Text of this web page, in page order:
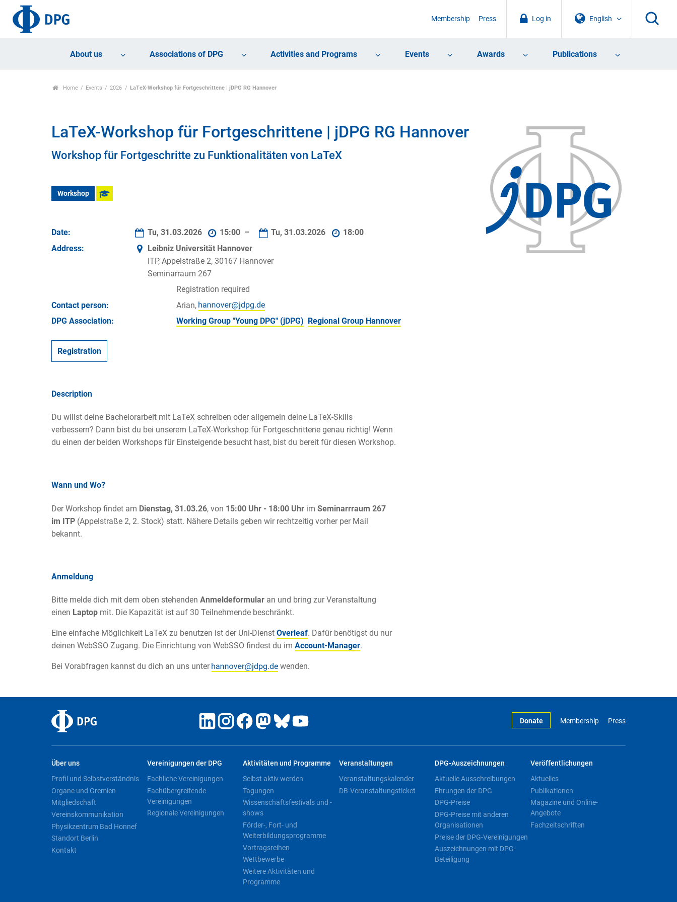
English
Log in
Membership Press
About us Associations of DPG Activities and Programs Events Awards Publications
Home Events 2026 LaTeX-Workshop für Fortgeschrittene | jDPG RG Hannover
LaTeX-Workshop für Fortgeschrittene | jDPG RG Hannover
Workshop für Fortgeschritte zu Funktionalitäten von LaTeX
Workshop
Date: Tu, 31.03.2026 15:00 – Tu, 31.03.2026
18:00
Address:
Leibniz Universität Hannover
ITP, Appelstraße 2, 30167 Hannover
Seminarraum 267
Registration required
Contact person:
Arian,
DPG Association:
Working Group "Young DPG" (jDPG) Regional Group Hannover
Registration
Description
Du willst deine Bachelorarbeit mit LaTeX schreiben oder allgemein deine LaTeX-Skills
verbessern? Dann bist du bei unserem LaTeX-Workshop für Fortgeschrittene genau richtig! Wenn
du einen der beiden Workshops für Einsteigende besucht hast, bist du bereit für diesen Workshop.
Wann und Wo?
Der Workshop findet am Dienstag, 31.03.26, von 15:00 Uhr - 18:00 Uhr im Seminarrraum 267
im ITP (Appelstraße 2, 2. Stock) statt. Nähere Details geben wir rechtzeitig vorher per Mail
bekannt.
Anmeldung
Bitte melde dich mit dem oben stehenden Anmeldeformular an und bring zur Veranstaltung
einen Laptop mit. Die Kapazität ist auf 30 Teilnehmende beschränkt.
Eine einfache Möglichkeit LaTeX zu benutzen ist der Uni-Dienst Overleaf. Dafür benötigst du nur
deinen WebSSO Zugang. Die Einrichtung von WebSSO findest du im Account-Manager.
Bei Vorabfragen kannst du dich an uns unter wenden.
Donate Membership Press
Über uns
Profil und Selbstverständnis
Organe und Gremien
Mitgliedschaft
Vereinskommunikation
Physikzentrum Bad Honnef
Standort Berlin
Kontakt
Vereinigungen der DPG
Fachliche Vereinigungen
Fachübergreifende
Vereinigungen
Regionale Vereinigungen
Aktivitäten und Programme
Selbst aktiv werden
Tagungen
Wissenschaftsfestivals und -
shows
Förder-, Fort- und
Weiterbildungsprogramme
Vortragsreihen
Wettbewerbe
Weitere Aktivitäten und
Programme
Veranstaltungen
Veranstaltungskalender
DB-Veranstaltungsticket
DPG-Auszeichnungen
Aktuelle Ausschreibungen
Ehrungen der DPG
DPG-Preise
DPG-Preise mit anderen
Organisationen
Preise der DPG-Vereinigungen
Auszeichnungen mit DPG-
Beteiligung
Veröffentlichungen
Aktuelles
Publikationen
Magazine und Online-
Angebote
Fachzeitschriften